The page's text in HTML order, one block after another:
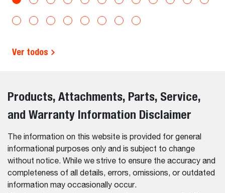
Ver todos
Products, Attachments, Parts, Service,
and Warranty Information Disclaimer
The information on this website is provided for general
informational purposes only and is subject to change
without notice. While we strive to ensure the accuracy and
completeness of all details, errors, omissions, or outdated
information may occasionally occur.